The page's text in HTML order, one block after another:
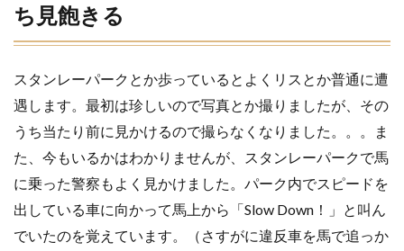
14
ち見飽きる
スタンレーパークとか歩っているとよくリスとか普通に遭
遇します。 最初は珍しいので写真とか撮りましたが、その
うち当たり前に見かけるので撮らなくなりました。。。ま
た、今もいるかはわかりませんが、スタンレーパークで馬
に乗った警察もよく見かけました。パーク内でスピードを
出している車に向かって馬上から「Slow Down！」と叫ん
でいたのを覚えています。（さすがに違反車を馬で追っか